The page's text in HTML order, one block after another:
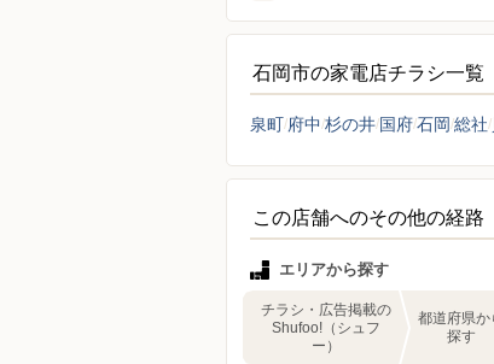
石岡市の家電店チラシ一覧
泉町 府中 杉の井 国府石岡 総社
この店舗へのその他の経路
エリアから探す
チラシ・広告掲載の
Shufoo!（シュフ
ー）
都道府県か
探す